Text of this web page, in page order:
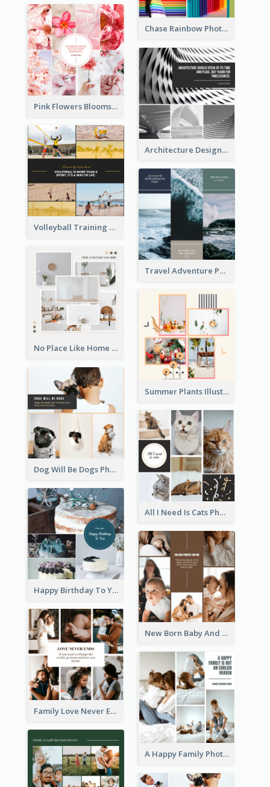
Chase Rainbow Photo Collage
Pink Flowers Blooms Photo Collage
Architecture Design Photo Collage
Volleyball Training Photo Collage
Travel Adventure Photo Collage
No Place Like Home Photo Collage
Summer Plants Illustration Photo Collage
Dog Will Be Dogs Photo Collage
All I Need Is Cats Photo Collage
Happy Birthday To You Cakes Photo Collage
New Born Baby And Family Photo Collage
Family Love Never Ends Photo Collage
A Happy Family Photo Collage